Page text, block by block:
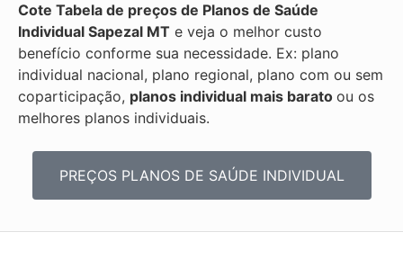
Cote Tabela de preços de Planos de Saúde
Individual Sapezal MT e veja o melhor custo
benefício conforme sua necessidade. Ex: plano
individual nacional, plano regional, plano com ou sem
coparticipação, planos individual mais barato ou os
melhores planos individuais.
PREÇOS PLANOS DE SAÚDE INDIVIDUAL